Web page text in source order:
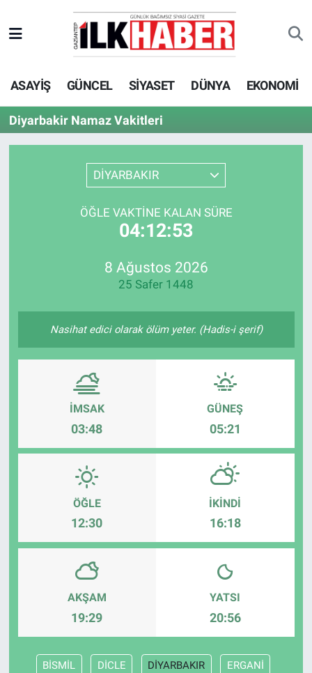
ASAYİŞ GÜNCEL SİYASET DÜNYA EKONOMİ
Diyarbakir Namaz Vakitleri
DİYARBAKIR
ÖĞLE VAKTINE KALAN SÜRE
04:12:53
8 Ağustos 2026
25 Safer 1448
Nasihat edici olarak ölüm yeter. (Hadis-i şerif)
İMSAK
03:48
GÜNEŞ
05:21
ÖĞLE
12:30
İKINDI
16:18
AKŞAM
19:29
YATSI
20:56
BİSMİL DİCLE DİYARBAKIR ERGANİ
EKONOMİ
SİYASET
SAĞLIK
Beyoğlu Hava Durumu
Beyoğlu Trafik Yoğunluk Haritası
Süper Lig Puan Durumu ve Fikstür
Tüm Manşetler